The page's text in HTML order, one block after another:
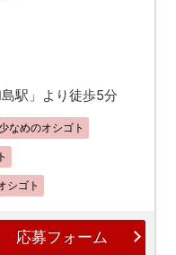
駅」より徒歩5分
なめのオシゴト
シゴト
応募フォーム